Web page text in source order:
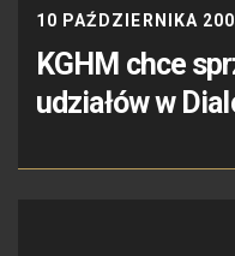
10 PAŹDZIERNIKA
KGHM chce
udziałów w